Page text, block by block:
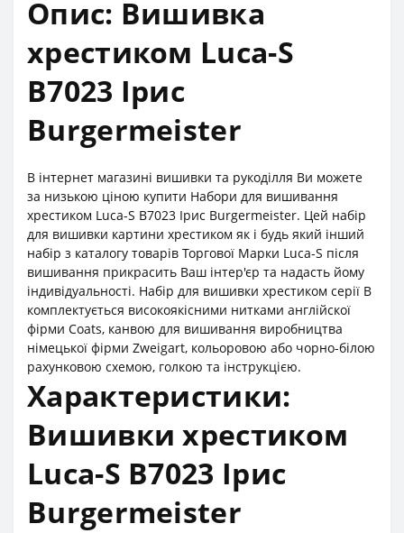
Опис: Вишивка
хрестиком Luca-S
B7023 Ірис
Burgermeister
В інтернет магазині вишивки та рукоділля Ви можете
за низькою ціною купити Набори для вишивання
хрестиком Luca-S B7023 Ірис Burgermeister. Цей набір
для вишивки картини хрестиком як і будь який інший
набір з каталогу товарів Торгової Марки Luca-S після
вишивання прикрасить Ваш інтер'єр та надасть йому
індивідуальності. Набір для вишивки хрестиком серії В
комплектується високоякісними нитками англійскої
фірми Coats, канвою для вишивання виробництва
німецької фірми Zweigart, кольоровою або чорно-білою
рахунковою схемою, голкою та інструкцією.
Характеристики:
Вишивки хрестиком
Luca-S B7023 Ірис
Burgermeister